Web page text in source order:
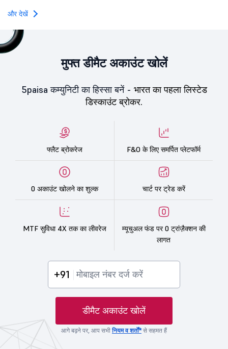
और देखें
मुफ्त डीमैट अकाउंट खोलें
5paisa कम्युनिटी का हिस्सा बनें - भारत का पहला लिस्टेड
डिस्काउंट ब्रोकर.
फ्लैट ब्रोकरेज F&O के लिए समर्पित प्लेटफॉर्म
0 अकाउंट खोलने का शुल्क चार्ट पर ट्रेड करें
MTF सुविधा 4X तक का लीवरेज
म्यूचुअल फंड पर 0 ट्रांज़ैक्शन की
लागत
+91
डीमैट अकाउंट खोलें
आगे बढ़ने पर, आप सभीनियम व शर्तों*से सहमत हैं